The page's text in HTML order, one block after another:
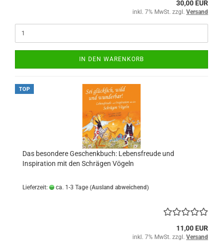
30,00 EUR
inkl. 7% MwSt. zzgl. Versand
IN DEN WARENKORB
TOP
Das besondere Geschenkbuch: Lebensfreude und
Inspiration mit den Schrägen Vögeln
Lieferzeit: ca. 1-3 Tage (Ausland abweichend)
11,00 EUR
inkl. 7% MwSt. zzgl. Versand